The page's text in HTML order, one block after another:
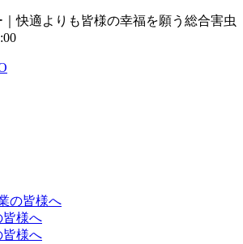
快適よりも皆様の幸福を願う総合害虫
の皆様へ
皆様へ
皆様へ